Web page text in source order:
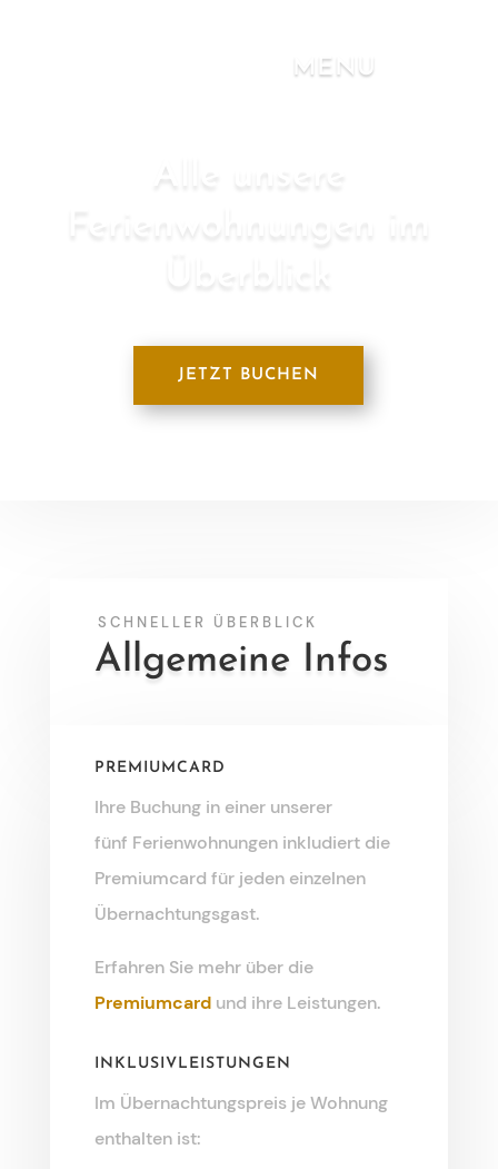
MENU
JETZT BUCHEN
SCHNELLER ÜBERBLICK
Allgemeine Infos
PREMIUMCARD
Ihre Buchung in einer unserer
fünf Ferienwohnungen inkludiert die
Premiumcard für jeden einzelnen
Übernachtungsgast.
Erfahren Sie mehr über die
Premiumcard und ihre Leistungen.
INKLUSIVLEISTUNGEN
Im Übernachtungspreis je Wohnung
enthalten ist: